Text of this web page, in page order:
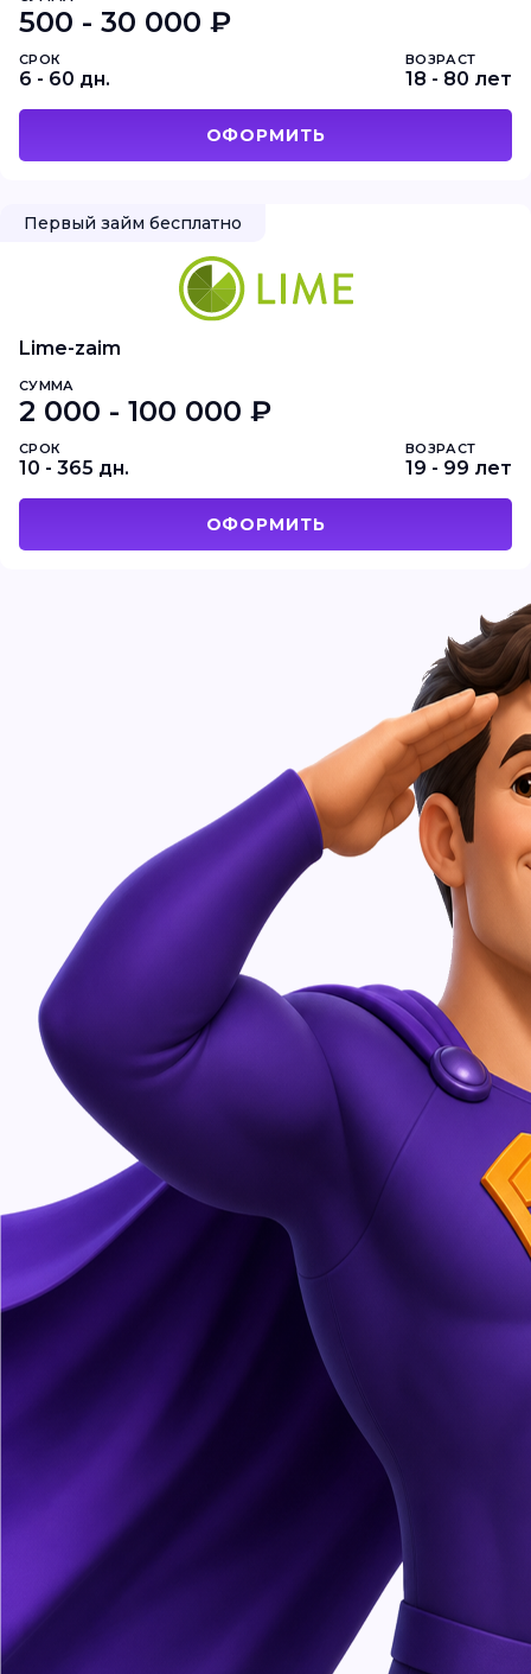
500 - 30 000 ₽
СРОК
6 - 60 дн.
ВОЗРАСТ
18 - 80 лет
ОФОРМИТЬ
Первый займ бесплатно
Lime-zaim
СУММА
2 000 - 100 000 ₽
СРОК
10 - 365 дн.
ВОЗРАСТ
19 - 99 лет
ОФОРМИТЬ